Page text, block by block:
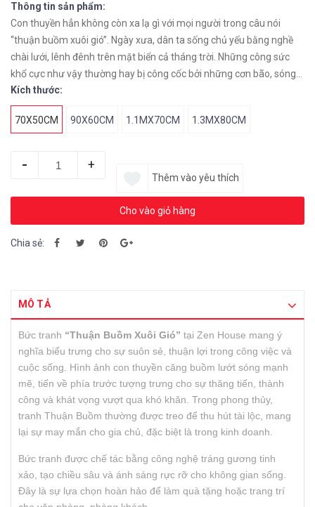
Thông tin sản phẩm:
Con thuyền hẳn không còn xa lạ gì với mọi người trong câu nói
“thuận buồm xuôi gió”. Ngày xưa, dân ta sống chủ yếu bằng nghề
chài lưới, lênh đênh trên mặt biển cả tháng trời. Những công sức
khổ cực như vậy thường hay bị công cốc bởi những cơn bão, sóng
to gió lớn,.. Bức tranh canvas con thuyền như một lời chúc ngư dân
bình an mạnh khỏe, gặp thời tiết thuận lợi và thu hoạch được nhiều
tôm cá.
Kích thước:
70X50CM 90X60CM 1.1MX70CM 1.3MX80CM
- +
Cho vào giỏ hàng
Thêm vào yêu thích
Chia sẻ:
MÔ TẢ
Bức tranh “Thuận Buồm Xuôi Gió” tại Zen House mang ý
nghĩa biểu trưng cho sự suôn sẻ, thuận lợi trong công việc và
cuộc sống. Hình ảnh con thuyền căng buồm lướt sóng mạnh
mẽ, tiến về phía trước tượng trưng cho sự thăng tiến, thành
công và khát vọng vượt qua khó khăn. Trong phong thủy,
tranh Thuận Buồm thường được treo để thu hút tài lộc, mang
lại sự may mắn cho gia chủ, đặc biệt là trong kinh doanh.
Bức tranh được chế tác bằng công nghệ tráng gương tinh
xảo, tạo chiều sâu và ánh sáng rực rỡ cho không gian sống.
Đây là sự lựa chọn hoàn hảo để làm quà tặng hoặc trang trí